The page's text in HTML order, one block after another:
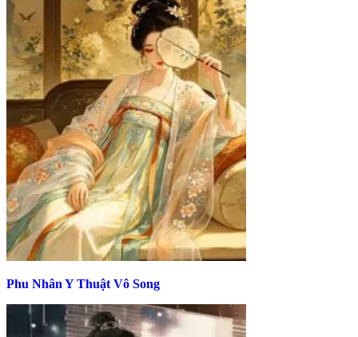
Phu Nhân Y Thuật Vô Song